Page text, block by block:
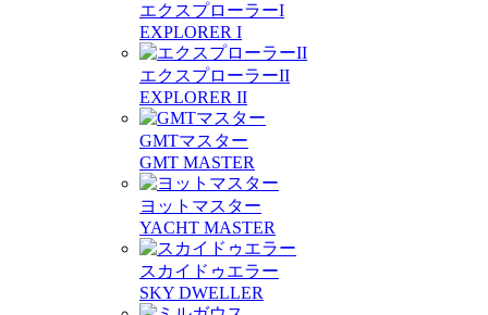
エクスプローラーI
EXPLORER I
エクスプローラーII
EXPLORER II
GMTマスター
GMT MASTER
ヨットマスター
YACHT MASTER
スカイドゥエラー
SKY DWELLER